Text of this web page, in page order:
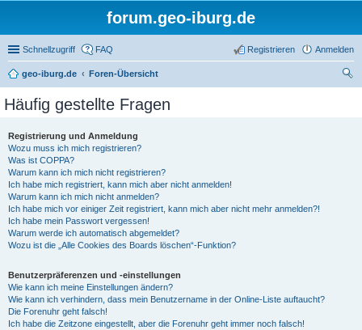
forum.geo-iburg.de
Schnellzugriff FAQ Anmelden
Registrieren
geo-iburg.de
Foren-Übersicht
Häufig gestellte Fragen
Registrierung und Anmeldung
Wozu muss ich mich registrieren?
Was ist COPPA?
Warum kann ich mich nicht registrieren?
Ich habe mich registriert, kann mich aber nicht anmelden!
Warum kann ich mich nicht anmelden?
Ich habe mich vor einiger Zeit registriert, kann mich aber nicht mehr anmelden?!
Ich habe mein Passwort vergessen!
Warum werde ich automatisch abgemeldet?
Wozu ist die „Alle Cookies des Boards löschen“-Funktion?
Benutzerpräferenzen und -einstellungen
Wie kann ich meine Einstellungen ändern?
Wie kann ich verhindern, dass mein Benutzername in der Online-Liste auftaucht?
Die Forenuhr geht falsch!
Ich habe die Zeitzone eingestellt, aber die Forenuhr geht immer noch falsch!